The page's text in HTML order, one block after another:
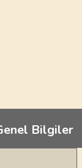
Bilgiler